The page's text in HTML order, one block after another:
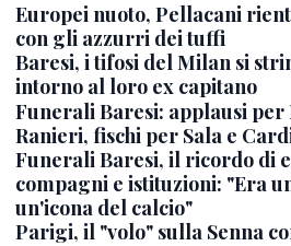
Europei nuoto, Pellacani
con gli azzurri dei tuffi
Baresi, i tifosi del Milan si
intorno al loro ex capitano
Funerali Baresi: applausi per
Ranieri, fischi per Sala e
Funerali Baresi, il ricordo di
compagni e istituzioni: "Era
un'icona del calcio"
Parigi, il "volo" sulla Senna